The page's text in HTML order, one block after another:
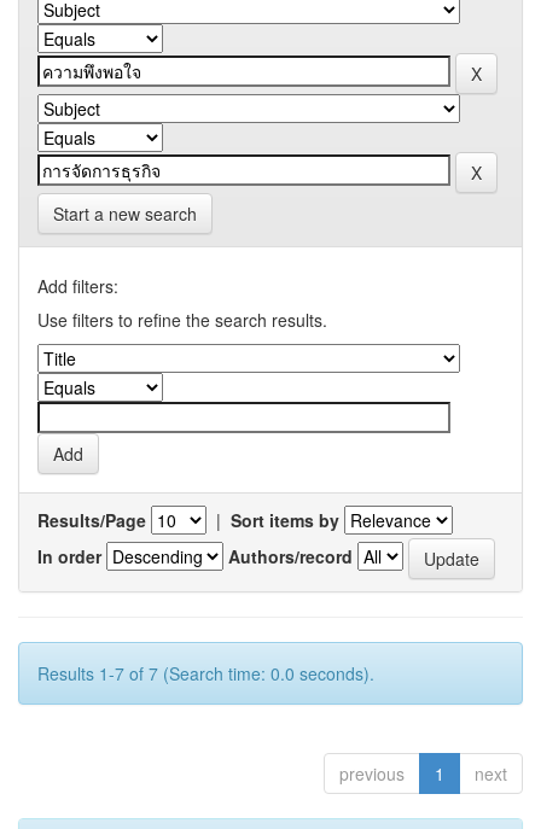
Start a new search
Add filters:
Use filters to refine the search results.
Results/Page | Sort items by
In order
Authors/record
Results 1-7 of 7 (Search time: 0.0 seconds).
previous 1 next